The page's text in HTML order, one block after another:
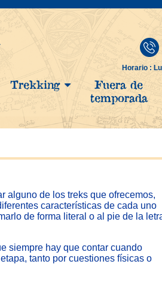
Horario :
Trekking
Fuera de
temporada
alguno de los treks que ofrecemos,
características de cada uno
de forma literal o al pie de la
siempre hay que contar cuando
tanto por cuestiones físicas o